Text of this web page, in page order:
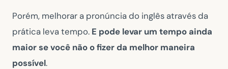
Porém, melhorar a pronúncia do inglês através da
prática leva tempo. E pode levar um tempo ainda
maior se você não o fizer da melhor maneira
possível.